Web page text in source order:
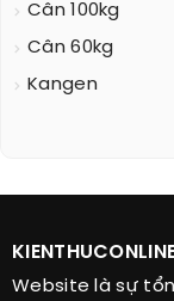
Cân 100kg
Cân 60kg
Kangen
Website là sự